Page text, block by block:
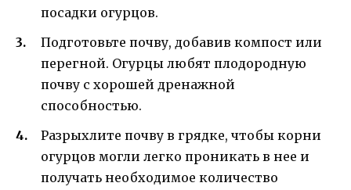
посадки огурцов.
Подготовьте почву, добавив компост или
перегной. Огурцы любят плодородную
почву с хорошей дренажной
способностью.
Разрыхлите почву в грядке, чтобы корни
огурцов могли легко проникать в нее и
получать необходимое количество